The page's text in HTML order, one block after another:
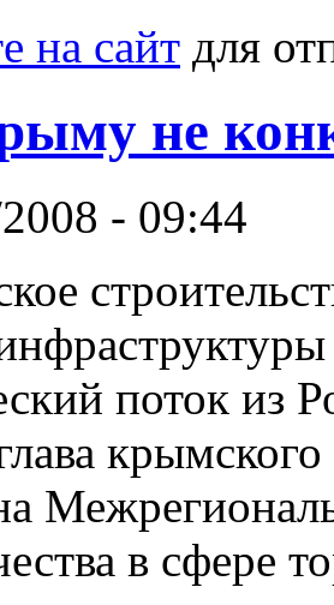
на сайт для
не
- 09:44
поток из
в сфере